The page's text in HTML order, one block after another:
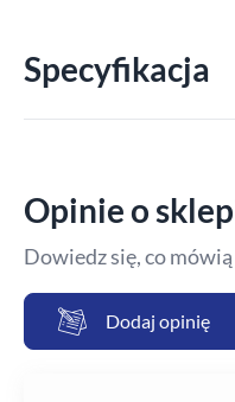
Specyfikacja
Opinie o
Dowiedz się, co
Dodaj opinię